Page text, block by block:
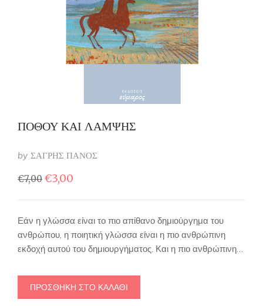
ΠΟΘΟΥ ΚΑΙ ΛΑΜΨΗΣ
by ΣΑΓΡΗΣ ΠΑΝΟΣ
€7,00 Original
€7,00.
€3,00
είναι:
€3,00.
Εάν η γλώσσα είναι το πιο απίθανο δημιούργημα του
ανθρώπου, η ποιητική γλώσσα είναι η πιο ανθρώπινη
εκδοχή αυτού του δημιουργήματος. Και η πιο ανθρώπινη…
ΠΡΟΣΘΉΚΗ ΣΤΟ ΚΑΛΆΘΙ